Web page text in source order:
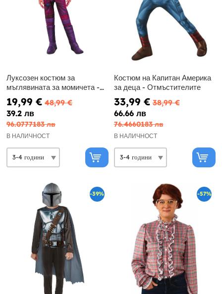
Луксозен костюм за
мъглявината за момичета -
Пазители на галактиката Том
3
19,99 € 48,99 €
39.2 лв
96.0777183 лв
В НАЛИЧНОСТ
Костюм на Капитан Америка
за деца - Отмъстителите
33,99 € 38,99 €
66.66 лв
76.4660183 лв
В НАЛИЧНОСТ
-39% -57%